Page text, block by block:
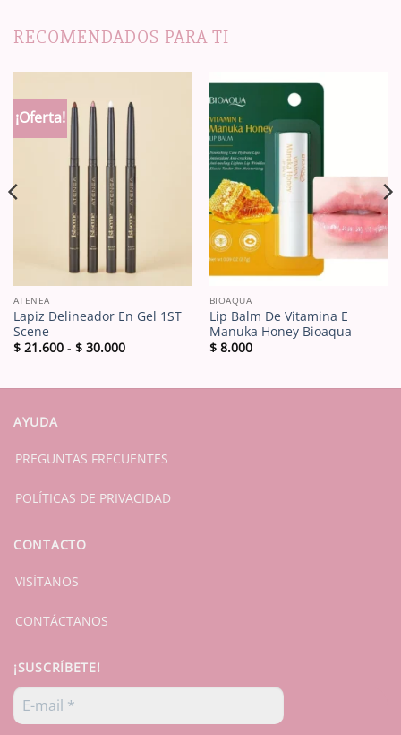
RECOMENDADOS PARA TI
¡Oferta!
ATENEA
Lapiz Delineador En Gel 1ST
Scene
$21.600 - $30.000Rango
$ 21.600
BIOAQUA
Lip Balm De Vitamina E
Manuka Honey Bioaqua
$8.000
AYUDA
PREGUNTAS FRECUENTES
POLÍTICAS DE PRIVACIDAD
CONTACTO
VISÍTANOS
CONTÁCTANOS
¡SUSCRÍBETE!